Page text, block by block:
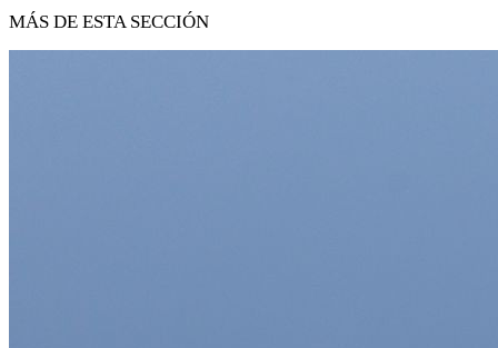
MÁS DE ESTA SECCIÓN